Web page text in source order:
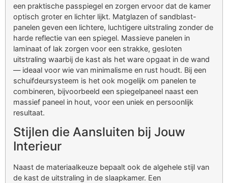
een praktische passpiegel en zorgen ervoor dat de kamer
optisch groter en lichter lijkt. Matglazen of sandblast-
panelen geven een lichtere, luchtigere uitstraling zonder de
harde reflectie van een spiegel. Massieve panelen in
laminaat of lak zorgen voor een strakke, gesloten
uitstraling waarbij de kast als het ware opgaat in de wand
— ideaal voor wie van minimalisme en rust houdt. Bij een
schuifdeursysteem is het ook mogelijk om panelen te
combineren, bijvoorbeeld een spiegelpaneel naast een
massief paneel in hout, voor een uniek en persoonlijk
resultaat.
Stijlen die Aansluiten bij Jouw
Interieur
Naast de materiaalkeuze bepaalt ook de algehele stijl van
de kast de uitstraling in de slaapkamer. Een